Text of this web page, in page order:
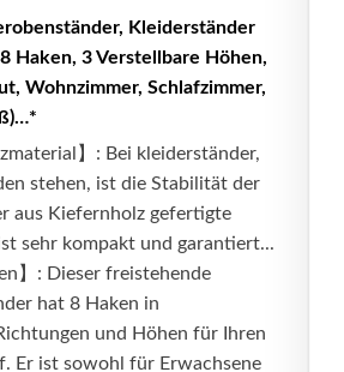
Kleiderständer
Haken, 3 Verstellbare Höhen,
Wohnzimmer, Schlafzimmer,
】: Bei kleiderständer,
stehen, ist die Stabilität der
aus Kiefernholz gefertigte
sehr kompakt und garantiert...
】: Dieser freistehende
hat 8 Haken in
und Höhen für Ihren
Er ist sowohl für Erwachsene